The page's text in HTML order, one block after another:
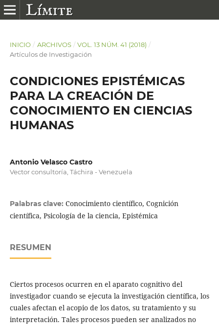
INICIO / ARCHIVOS / VOL. 13 NÚM. 41 (2018) /
Artículos de Investigación
CONDICIONES EPISTÉMICAS
PARA LA CREACIÓN DE
CONOCIMIENTO EN CIENCIAS
HUMANAS
Antonio Velasco Castro
Vector consultoría, Táchira - Venezuela
Palabras clave: Conocimiento científico, Cognición
científica, Psicología de la ciencia, Epistémica
RESUMEN
Ciertos procesos ocurren en el aparato cognitivo del
investigador cuando se ejecuta la investigación científica, los
cuales afectan el acopio de los datos, su tratamiento y su
interpretación. Tales procesos pueden ser analizados no